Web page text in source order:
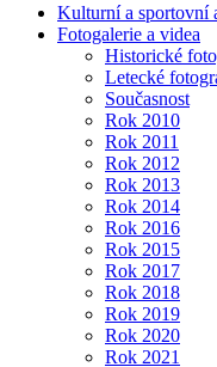
Kulturní a sportovní
Fotogalerie a videa
Historické
Letecké
Současnost
Rok 2010
Rok 2011
Rok 2012
Rok 2013
Rok 2014
Rok 2016
Rok 2015
Rok 2017
Rok 2018
Rok 2019
Rok 2020
Rok 2021